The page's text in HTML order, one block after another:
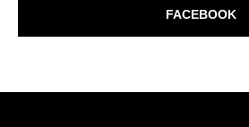
FACEBOOK